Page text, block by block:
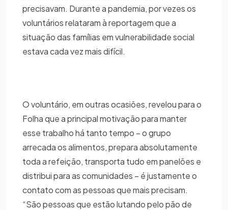
precisavam. Durante a pandemia, por vezes os
voluntários relataram à reportagem que a
situação das famílias em vulnerabilidade social
estava cada vez mais difícil.
O voluntário, em outras ocasiões, revelou para o
Folha que a principal motivação para manter
esse trabalho há tanto tempo – o grupo
arrecada os alimentos, prepara absolutamente
toda a refeição, transporta tudo em panelões e
distribui para as comunidades – é justamente o
contato com as pessoas que mais precisam.
“São pessoas que estão lutando pelo pão de